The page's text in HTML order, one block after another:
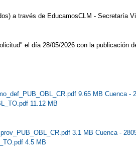
a través de EducamosCLM - Secretaría
el día 28/05/2026 con la publicación
9.65 MB Cuenca -
11.12 MB
3.1 MB Cuenca -
4.5 MB